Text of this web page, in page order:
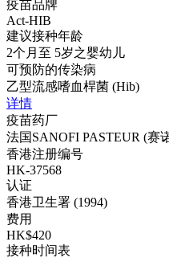
疫苗品牌
Act-HIB
建议接种年龄
2个月至 5岁之婴幼儿
可预防的传染病
乙型流感嗜血桿菌 (Hib)
详情
疫苗药厂
法国SANOFI PASTEUR (赛
香港注册编号
HK-37568
认证
香港卫生署 (1994)
费用
HK$420
接种时间表